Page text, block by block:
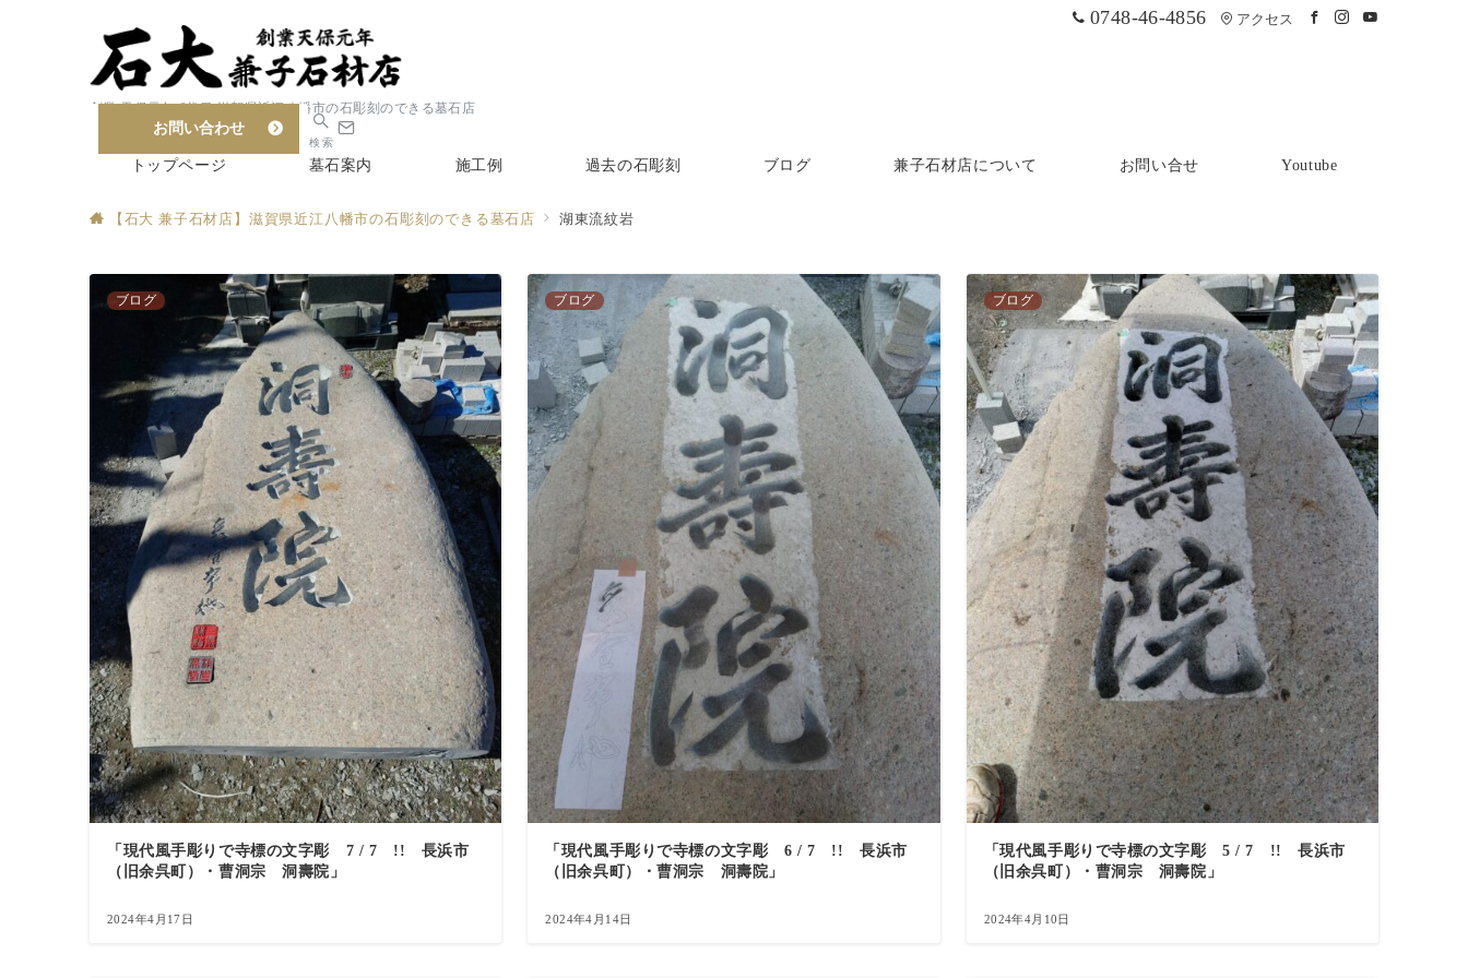
0748-46-4856 アクセス
創業 天保元年 6代目 滋賀県近江八幡市の石彫刻のできる墓石店
お問い合わせ
検索
トップページ 墓石案内 施工例 過去の石彫刻 ブログ 兼子石材店について お問い合せ Youtube
【石大 兼子石材店】滋賀県近江八幡市の石彫刻のできる墓石店 湖東流紋岩
ブログ
「現代風手彫りで寺標の文字彫 7 / 7 !! 長浜市
（旧余呉町）・曹洞宗 洞壽院」
2024年4月17日
ブログ
「現代風手彫りで寺標の文字彫 6 / 7 !! 長浜市
（旧余呉町）・曹洞宗 洞壽院」
2024年4月14日
ブログ
「現代風手彫りで寺標の文字彫 5 / 7 !! 長浜市
（旧余呉町）・曹洞宗 洞壽院」
2024年4月10日